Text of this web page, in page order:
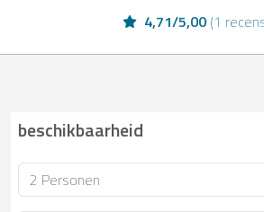
4,71/5,00 (1
beschikbaarheid
Bezetting